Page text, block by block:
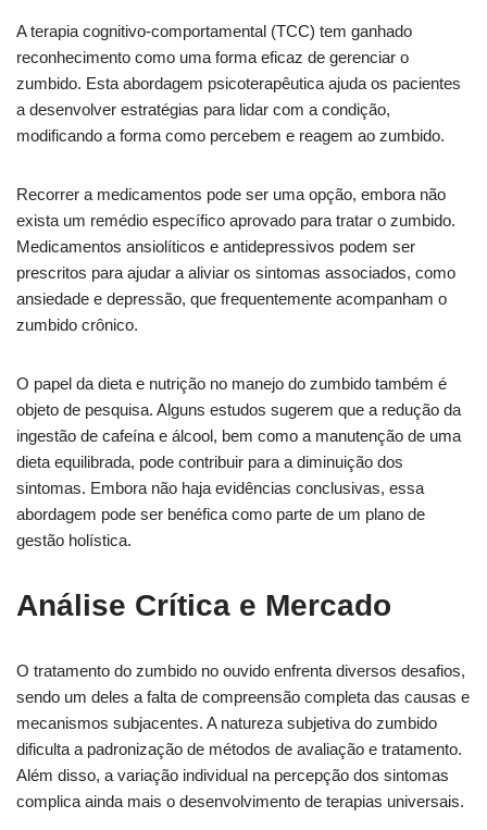
A terapia cognitivo-comportamental (TCC) tem ganhado
reconhecimento como uma forma eficaz de gerenciar o
zumbido. Esta abordagem psicoterapêutica ajuda os pacientes
a desenvolver estratégias para lidar com a condição,
modificando a forma como percebem e reagem ao zumbido.
Recorrer a medicamentos pode ser uma opção, embora não
exista um remédio específico aprovado para tratar o zumbido.
Medicamentos ansiolíticos e antidepressivos podem ser
prescritos para ajudar a aliviar os sintomas associados, como
ansiedade e depressão, que frequentemente acompanham o
zumbido crônico.
O papel da dieta e nutrição no manejo do zumbido também é
objeto de pesquisa. Alguns estudos sugerem que a redução da
ingestão de cafeína e álcool, bem como a manutenção de uma
dieta equilibrada, pode contribuir para a diminuição dos
sintomas. Embora não haja evidências conclusivas, essa
abordagem pode ser benéfica como parte de um plano de
gestão holística.
Análise Crítica e Mercado
O tratamento do zumbido no ouvido enfrenta diversos desafios,
sendo um deles a falta de compreensão completa das causas e
mecanismos subjacentes. A natureza subjetiva do zumbido
dificulta a padronização de métodos de avaliação e tratamento.
Além disso, a variação individual na percepção dos sintomas
complica ainda mais o desenvolvimento de terapias universais.